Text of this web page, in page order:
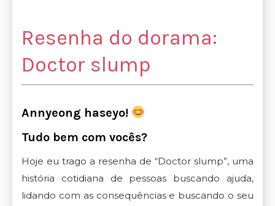
Resenha do dorama:
Doctor slump
Annyeong haseyo!
Tudo bem com vocês?
Hoje eu trago a resenha de “Doctor slump”, uma
história cotidiana de pessoas buscando ajuda,
lidando com as consequências e buscando o seu